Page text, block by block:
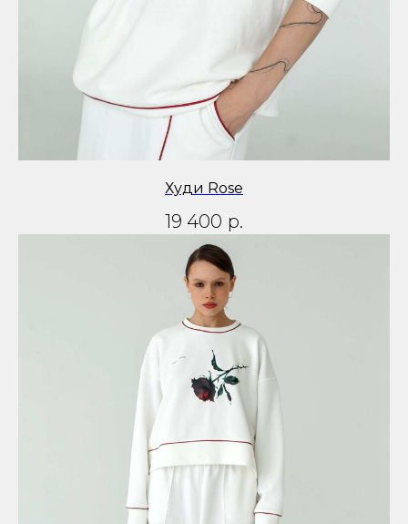
Худи Rose
19 400 р.